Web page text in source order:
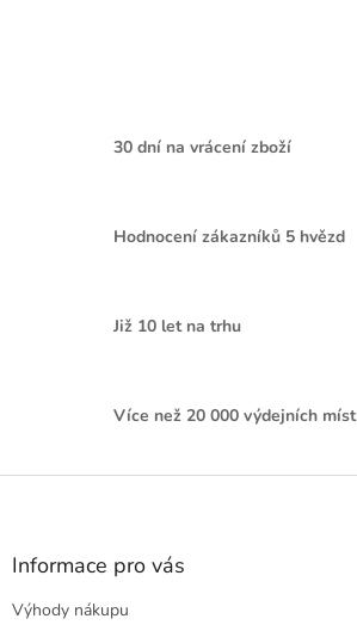
30 dní na vrácení zboží
Hodnocení zákazníků 5 hvězd
Již 10 let na trhu
Více než 20 000 výdejních míst
Z
Informace pro vás
Výhody nákupu